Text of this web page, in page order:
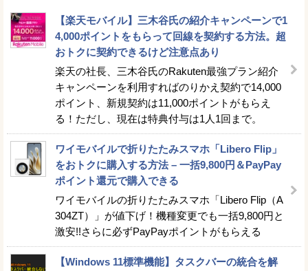
【楽天モバイル】三木谷氏の紹介キャンペーンで1
4,000ポイントをもらって回線を契約する方法。超
おトクに契約できるけど注意点あり
楽天の社長、三木谷氏のRakuten最強プラン紹介
キャンペーンを利用すればのりかえ契約で14,000
ポイント、新規契約は11,000ポイントがもらえ
る！ただし、現在は特典付与は1人1回まで。
ワイモバイルで折りたたみスマホ「Libero Flip」
をおトクに購入する方法 – 一括9,800円＆PayPay
ポイント還元で購入できる
ワイモバイルの折りたたみスマホ「Libero Flip（A
304ZT）」が値下げ！機種変更でも一括9,800円と
激安!!さらに必ずPayPayポイントがもらえる
【Windows 11標準機能】タスクバーの統合を解